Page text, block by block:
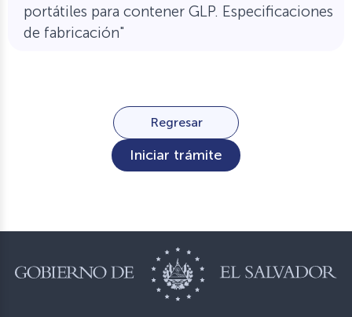
portátiles para contener GLP. Especificaciones
de fabricación"
Regresar
Iniciar trámite